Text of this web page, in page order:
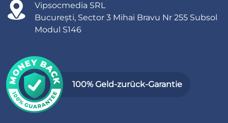
Vipsocmedia SRL
București, Sector 3 Mihai Bravu Nr 255 Subsol
Modul S146
100% Geld-zurück-Garantie